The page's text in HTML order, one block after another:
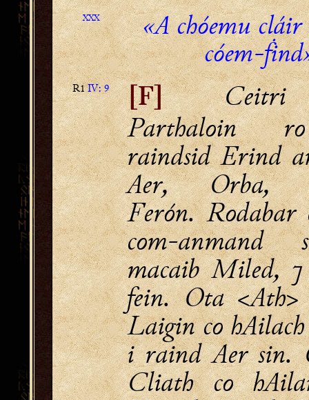
XXX
«A chóemu
cóem-
R1IV: 9 [F]Ceitri
Parthaloin
raindsid Erind
Aer, Orba,
Ferón. Rodabar
com-
macaib Miled,
fein. Ota
Laigin co
i raind Aer sin.
Cliath co